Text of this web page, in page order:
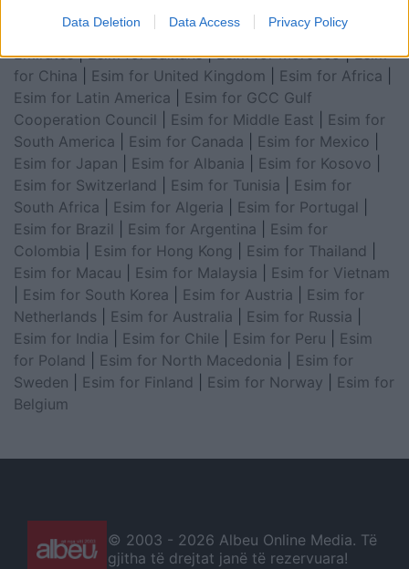
Data Deletion Data Access Privacy Policy
Esim for World Cup 2026
|Esim for Egypt|Esim for United Arab
Emirates|Esim for Balkans|Esim for Morocco|Esim
for China
Esim for United Kingdom Esim for Africa
Esim for Latin America
Esim for GCC Gulf
Cooperation Council
Esim for Middle East
Esim for
South America
Esim for Canada Esim for Mexico
Esim for Japan
Esim for Albania Esim for Kosovo
Esim for Switzerland
Esim for Tunisia
Esim for
South Africa
Esim for Algeria Esim for Portugal
Esim for Brazil
Esim for Argentina
Esim for
Colombia
Esim for Hong Kong Esim for Thailand
Esim for Macau
Esim for Malaysia
Esim for Vietnam
Esim for South Korea Esim for Austria
Esim for
Netherlands
Esim for Australia Esim for Russia
Esim for India
Esim for Chile Esim for Peru
Esim
for Poland
Esim for North Macedonia
Esim for
Sweden
Esim for Finland Esim for Norway
Esim for
Belgium
© 2003 - 2026 Albeu Online Media. Të
gjitha të drejtat janë të rezervuara!